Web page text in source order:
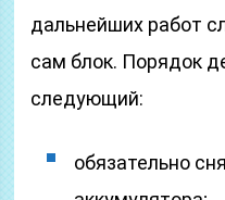
дальнейших работ
сам блок. Порядок
следующий:
обязательно